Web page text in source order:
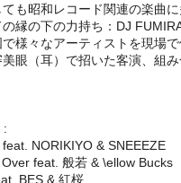
ても昭和レコード関連の楽曲に
縁の下の力持ち：DJ
で様々なアーティストを現場
美眼（耳）で招いた客演、組
:
NORIKIYO & SNEEEZE
feat. 般若 & \ellow Bucks
BES & 紅桜